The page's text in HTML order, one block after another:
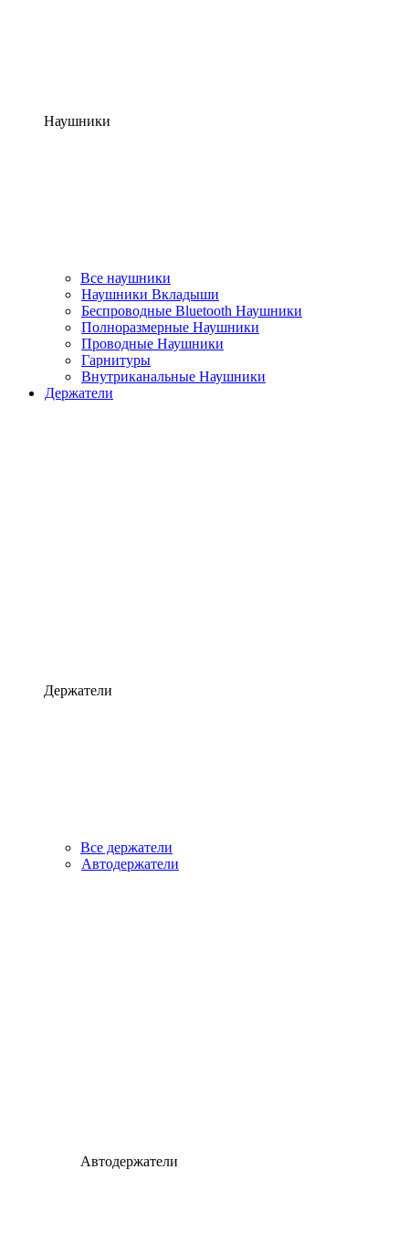
Наушники
Все наушники
Наушники Вкладыши
Беспроводные Bluetooth Наушники
Полноразмерные Наушники
Проводные Наушники
Гарнитуры
Внутриканальные Наушники
Держатели
Держатели
Все держатели
Автодержатели
Автодержатели